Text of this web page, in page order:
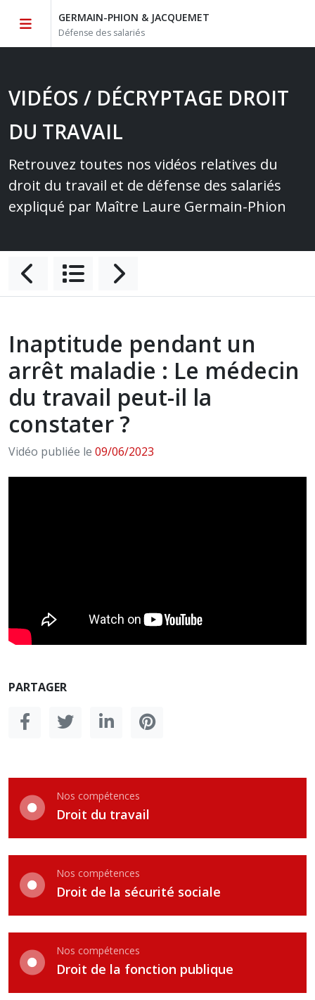
GERMAIN-PHION & JACQUEMET
Défense des salariés
VIDÉOS / DÉCRYPTAGE DROIT
DU TRAVAIL
Retrouvez toutes nos vidéos relatives du
droit du travail et de défense des salariés
expliqué par Maître Laure Germain-Phion
Inaptitude pendant un
arrêt maladie : Le médecin
du travail peut-il la
constater ?
Vidéo publiée le 09/06/2023
PARTAGER
Nos compétences
Droit du travail
Nos compétences
Droit de la sécurité sociale
Nos compétences
Droit de la fonction publique